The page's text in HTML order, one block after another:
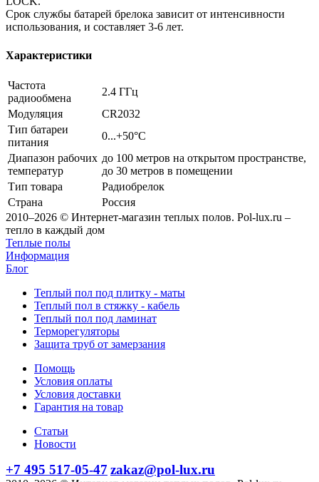
Срок службы батарей брелока зависит от интенсивности
использования, и составляет 3-6 лет.
Характеристики
Частота
радиообмена
2.4 ГГц
Модуляция
CR2032
Тип батареи
питания
0...+50°C
Диапазон рабочих
температур
до 100 метров на открытом пространстве,
до 30 метров в помещении
Тип товара
Радиобрелок
Страна
Россия
2010–2026 © Интернет-магазин теплых полов. Pol-lux.ru –
тепло в каждый дом
Теплые полы
Информация
Блог
Теплый пол под плитку - маты
Теплый пол в стяжку - кабель
Теплый пол под ламинат
Терморегуляторы
Защита труб от замерзания
Помощь
Условия оплаты
Условия доставки
Гарантия на товар
Статьи
Новости
+7 495 517-05-47 zakaz@pol-lux.ru